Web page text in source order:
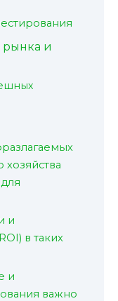
рынка и
хозяйства
и
в таких
и
важно